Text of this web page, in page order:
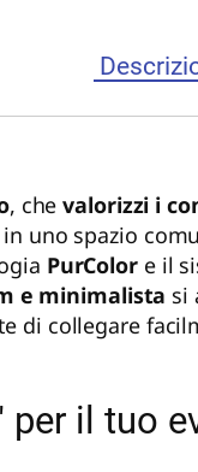
, chevalorizzi i
uno spazio
PurColore il
e minimalista si
di collegare
per il tuo